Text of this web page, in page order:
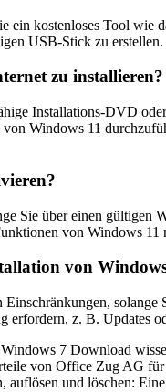
kostenloses Tool
USB-Stick zu erstellen.
zu installieren?
Installations-DVD
Windows 11
Sie über einen
von Windows 11
von
z. B. Updates
7 Download
von Office Zug AG
auflösen und löschen: